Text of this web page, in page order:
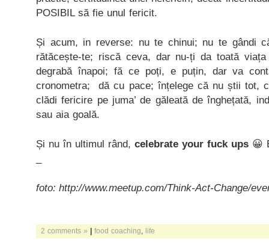
POSIBIL să fie unul fericit.
Și acum, in reverse: nu te chinui; nu te gândi
rătăcește-te; riscă ceva, dar nu-ți da toată
degrabă înapoi; fă ce poți, e puțin, dar va
cronometra; dă cu pace; înțelege că nu știi tot,
clădi fericire pe juma’ de găleată de înghețată,
sau aia goală.
Și nu în ultimul rând, celebrate your fuck ups 😀
foto: http://www.meetup.com/Think-Act-Change/
2 comments » | food coaching life